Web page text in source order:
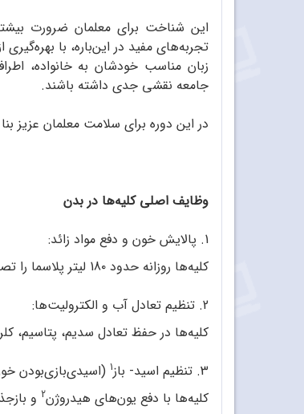
این شناخت برای معلمان ضرورت
تجربه‌های مفید در این‌باره، با
زبان مناسب خودشان به خانواده،
جامعه نقشی جدی داشته باشند.
در این دوره برای سلامت معلمان عزیز
وظایف اصلی کلیه‌ها در بدن
1. پالایش خون و دفع مواد زائد:
کلیه‌ها روزانه حدود 18٠ لیتر پلاسما را تصفیه و مواد زائد حاصل از سوخت‌وساز (مانند اوره، کراتینین و اسید اوریک) را از بدن خارج می‌کنند.
2. تنظیم تعادل آب و الکترولیت‌ها:
کلیه‌ها در حفظ تعادل سدیم، پتاسیم،
3. تنظیم اسید- باز
1 (اسیدی‌بازی‌بودن
کلیه‌ها با دفع یون‌های هیدروژن2 و